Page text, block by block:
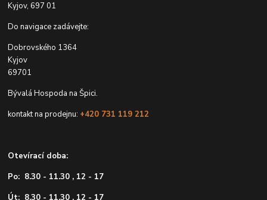
Kyjov, 697 01
Do navigace zadávejte:
Dobrovského 1364
Kyjov
69701
Bývalá Hospoda na Špici.
kontakt na prodejnu: +420 731 119 212
Otevírací doba:
Po: 8.30 - 11.30 , 12 - 17
Út: 8.30 - 11.30 , 12 - 17